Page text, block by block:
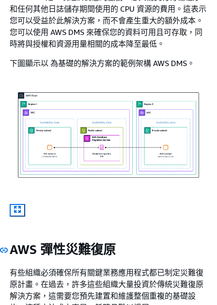
和任何其他日誌儲存期間使用的 CPU 資源的費用。這表示
您可以受益於此解決方案，而不會產生重大的額外成本。
您可以使用 AWS DMS 來確保您的資料可用且可存取，同
時將與授權和資源用量相關的成本降至最低。
下圖顯示以 為基礎的解決方案的範例架構 AWS DMS。
AWS 彈性災難復原
有些組織必須確保所有關鍵業務應用程式都已制定災難復
原計畫。在過去，許多這些組織大量投資於傳統災難復原
解決方案，這需要您預先建置和維護整個重複的基礎設